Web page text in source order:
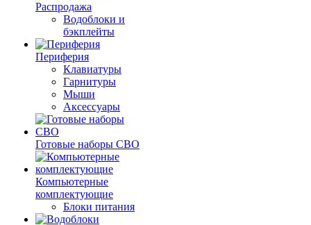
Распродажа
Водоблоки и
бэкплейты
Периферия
Клавиатуры
Гарнитуры
Мыши
Аксессуары
Готовые наборы СВО
Компьютерные
комплектующие
Блоки питания